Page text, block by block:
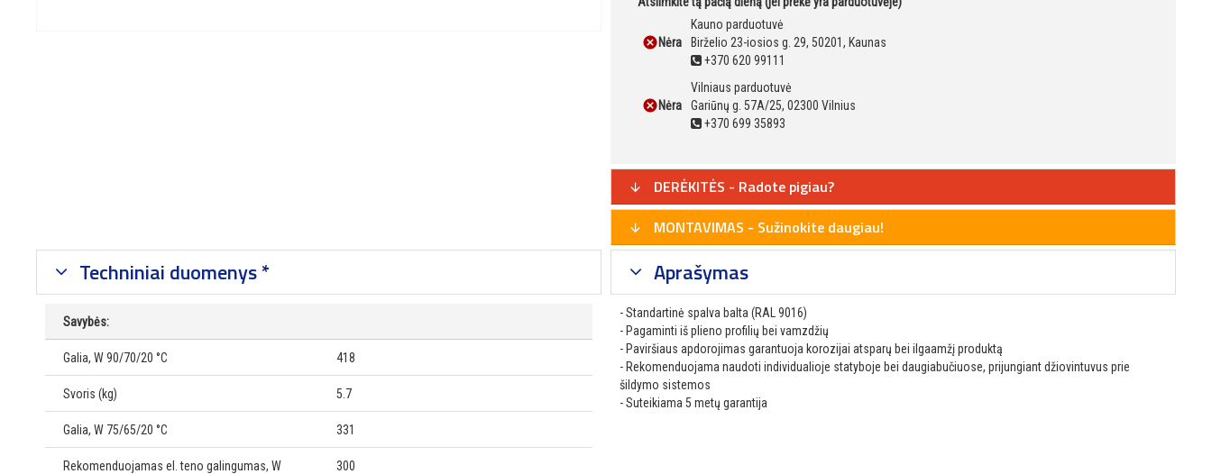
Nėra
Kauno parduotuvė
Birželio 23-iosios g. 29, 50201, Kaunas
+370 620 99111
Nėra
Vilniaus parduotuvė
Gariūnų g. 57A/25, 02300 Vilnius
+370 699 35893
DERĖKITĖS - Radote pigiau?
MONTAVIMAS - Sužinokite daugiau!
Techniniai duomenys *
Savybės:
Galia, W 90/70/20 °C 418
Svoris (kg) 5.7
Galia, W 75/65/20 °C 331
Rekomenduojamas el. teno galingumas, W 300
Aprašymas
- Standartinė spalva balta (RAL 9016)
- Pagaminti iš plieno profilių bei vamzdžių
- Paviršiaus apdorojimas garantuoja korozijai atsparų bei ilgaamžį produktą
- Rekomenduojama naudoti individualioje statyboje bei daugiabučiuose, prijungiant džiovintuvus prie
šildymo sistemos
- Suteikiama 5 metų garantija